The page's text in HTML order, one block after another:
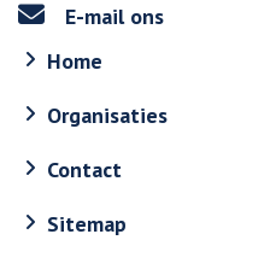
E-mail ons
Home
Organisaties
Contact
Sitemap